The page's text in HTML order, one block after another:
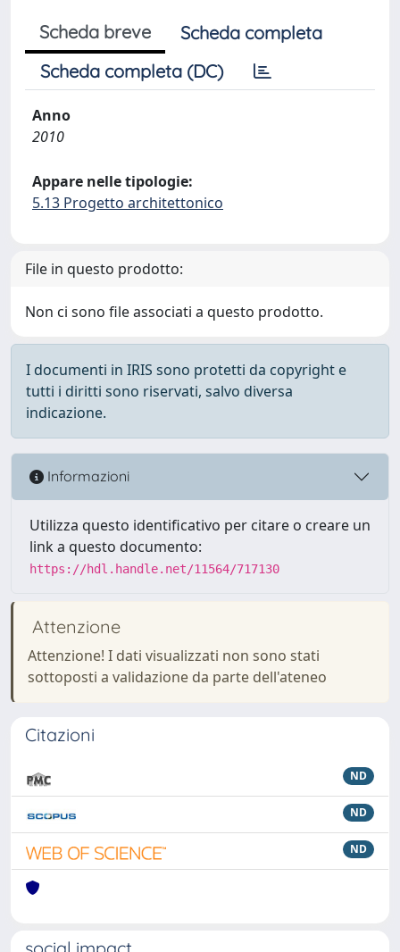
Scheda breve
Scheda completa
Scheda completa (DC)
Anno
2010
Appare nelle tipologie:
5.13 Progetto architettonico
File in questo prodotto:
Non ci sono file associati a questo prodotto.
I documenti in IRIS sono protetti da copyright e
tutti i diritti sono riservati, salvo diversa
indicazione.
Informazioni
Utilizza questo identificativo per citare o creare un
link a questo documento:
https://hdl.handle.net/11564/717130
Attenzione
Attenzione! I dati visualizzati non sono stati
sottoposti a validazione da parte dell'ateneo
Citazioni
ND
ND
ND